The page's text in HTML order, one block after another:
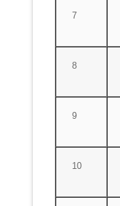
7
8
9
10